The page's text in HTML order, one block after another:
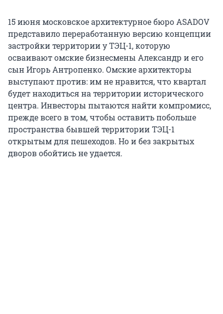
15 июня московское архитектурное бюро ASADOV
представило переработанную версию концепции
застройки территории у ТЭЦ-1, которую
осваивают омские бизнесмены Александр и его
сын Игорь Антропенко. Омские архитекторы
выступают против: им не нравится, что квартал
будет находиться на территории исторического
центра. Инвесторы пытаются найти компромисс,
прежде всего в том, чтобы оставить побольше
пространства бывшей территории ТЭЦ-1
открытым для пешеходов. Но и без закрытых
дворов обойтись не удается.